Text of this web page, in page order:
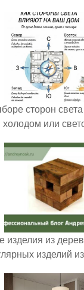
сторон
холодом или
изделия из
изделий